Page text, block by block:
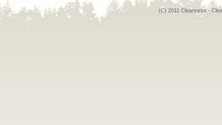
(C) 2011 Cleanness -